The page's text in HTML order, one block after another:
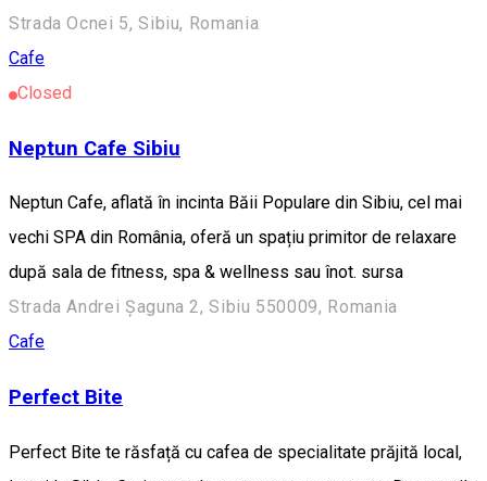
Strada Ocnei 5, Sibiu, Romania
Cafe
Closed
Neptun Cafe Sibiu
Neptun Cafe, aflată în incinta Băii Populare din Sibiu, cel mai
vechi SPA din România, oferă un spațiu primitor de relaxare
după sala de fitness, spa & wellness sau înot. sursa
Strada Andrei Șaguna 2, Sibiu 550009, Romania
Cafe
Perfect Bite
Perfect Bite te răsfață cu cafea de specialitate prăjită local,